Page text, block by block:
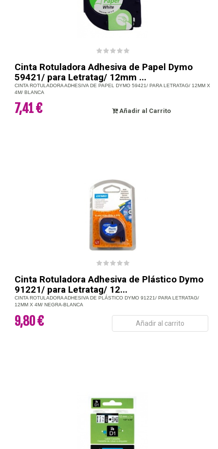
Cinta Rotuladora Adhesiva de Papel Dymo
59421/ para Letratag/ 12mm ...
CINTA ROTULADORA ADHESIVA DE PAPEL DYMO 59421/ PARA LETRATAG/ 12MM X
4M/ BLANCA
7,41 € Añadir al Carrito
Cinta Rotuladora Adhesiva de Plástico Dymo
91221/ para Letratag/ 12...
CINTA ROTULADORA ADHESIVA DE PLÁSTICO DYMO 91221/ PARA LETRATAG/
12MM X 4M/ NEGRA-BLANCA
9,80 € Añadir al carrito